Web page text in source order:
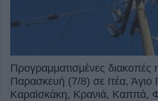
Προγραμματισμένες διακοπές
Παρασκευή (7/8) σε Ιτέα, Άγιο
Καραϊσκάκη, Κρανιά, Καππά,